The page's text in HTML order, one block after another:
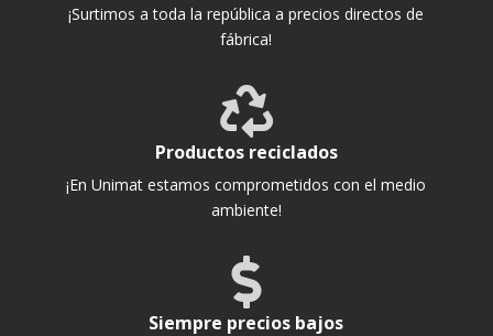
¡Surtimos a toda la república a precios directos de
fábrica!

Productos reciclados
¡En Unimat estamos comprometidos con el medio
ambiente!

Siempre precios bajos